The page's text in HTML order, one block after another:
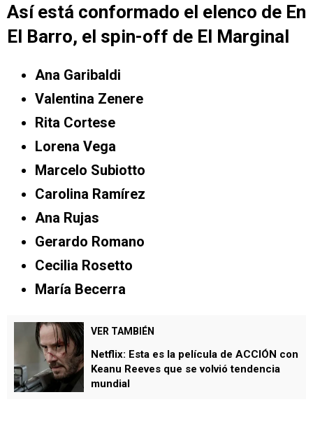
Así está conformado el elenco de En
El Barro, el spin-off de El Marginal
Ana Garibaldi
Valentina Zenere
Rita Cortese
Lorena Vega
Marcelo Subiotto
Carolina Ramírez
Ana Rujas
Gerardo Romano
Cecilia Rosetto
María Becerra
VER TAMBIÉN
Netflix: Esta es la película de ACCIÓN con
Keanu Reeves que se volvió tendencia
mundial